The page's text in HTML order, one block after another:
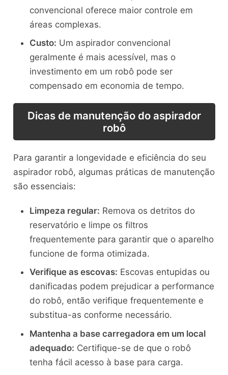
convencional oferece maior controle em
áreas complexas.
Custo: Um aspirador convencional
geralmente é mais acessível, mas o
investimento em um robô pode ser
compensado em economia de tempo.
Dicas de manutenção do aspirador
robô
Para garantir a longevidade e eficiência do seu
aspirador robô, algumas práticas de manutenção
são essenciais:
Limpeza regular: Remova os detritos do
reservatório e limpe os filtros
frequentemente para garantir que o aparelho
funcione de forma otimizada.
Verifique as escovas: Escovas entupidas ou
danificadas podem prejudicar a performance
do robô, então verifique frequentemente e
substitua-as conforme necessário.
Mantenha a base carregadora em um local
adequado: Certifique-se de que o robô
tenha fácil acesso à base para carga.